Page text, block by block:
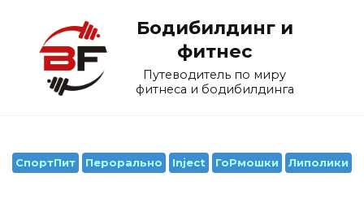
содержанию
Бодибилдинг и
фитнес
Путеводитель по миру
фитнеса и бодибилдинга
СпортПит Перорально Inject ГоРмошки Липолики